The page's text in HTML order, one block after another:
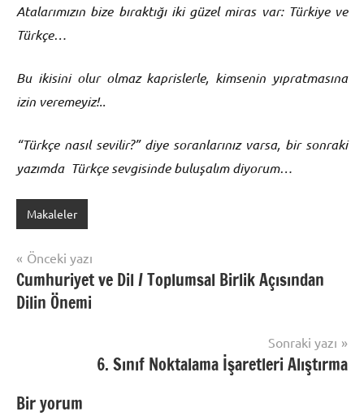
Atalarımızın bize bıraktığı iki güzel miras var: Türkiye ve
Türkçe…
Bu ikisini olur olmaz kaprislerle, kimsenin yıpratmasına
izin veremeyiz!..
“Türkçe nasıl sevilir?” diye soranlarınız varsa, bir sonraki
yazımda Türkçe sevgisinde buluşalım diyorum…
Makaleler
Yazı
gezinmesi
Önceki yazı
Cumhuriyet ve Dil / Toplumsal Birlik Açısından
Dilin Önemi
Sonraki yazı
6. Sınıf Noktalama İşaretleri Alıştırma
Bir yorum